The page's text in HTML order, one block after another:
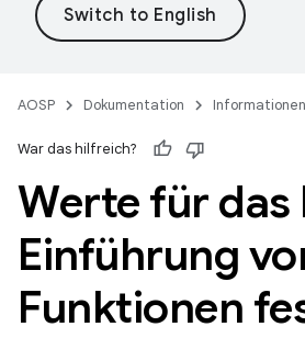
AOSP Dokumentation
War das hilfreich?
Werte für das
Einführung
Funktionen